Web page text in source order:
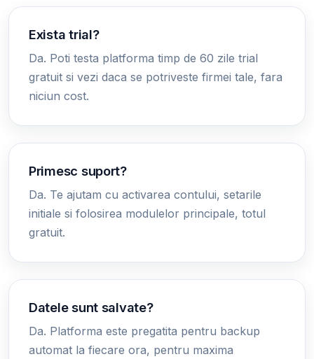
Exista trial?
Da. Poti testa platforma timp de 60 zile trial
gratuit si vezi daca se potriveste firmei tale, fara
niciun cost.
Primesc suport?
Da. Te ajutam cu activarea contului, setarile
initiale si folosirea modulelor principale, totul
gratuit.
Datele sunt salvate?
Da. Platforma este pregatita pentru backup
automat la fiecare ora, pentru maxima